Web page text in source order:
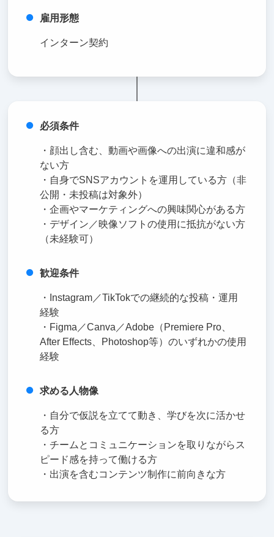
雇用形態
インターン契約
必須条件
・顔出し含む、動画や画像への出演に違和感が
ない方
・自身でSNSアカウントを運用している方（非
公開・未投稿は対象外）
・企画やマーケティングへの興味関心がある方
・デザイン／映像ソフトの使用に抵抗がない方
（未経験可）
歓迎条件
・Instagram／TikTokでの継続的な投稿・運用
経験
・Figma／Canva／Adobe（Premiere Pro、
After Effects、Photoshop等）のいずれかの使用
経験
求める人物像
・自分で仮説を立てて動き、学びを次に活かせ
る方
・チームとコミュニケーションを取りながらス
ピード感を持って働ける方
・出演を含むコンテンツ制作に前向きな方